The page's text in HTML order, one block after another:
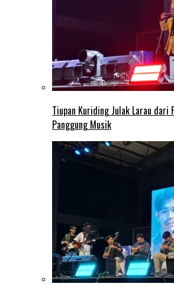
Tiupan Kuriding Julak Larau dari
Panggung Musik